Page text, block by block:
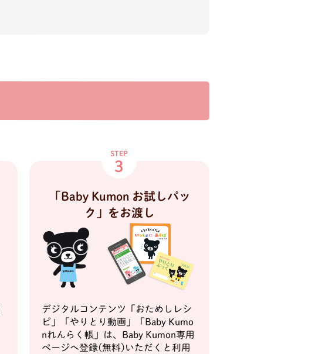
STEP
3
「Baby Kumon お試しパッ
ク」をお渡し
デジタルコンテンツ「おためしレシ
ピ」「やりとり動画」「Baby Kumo
nれんらく帳」は、Baby Kumon専用
ページへ登録(無料)いただくと利用